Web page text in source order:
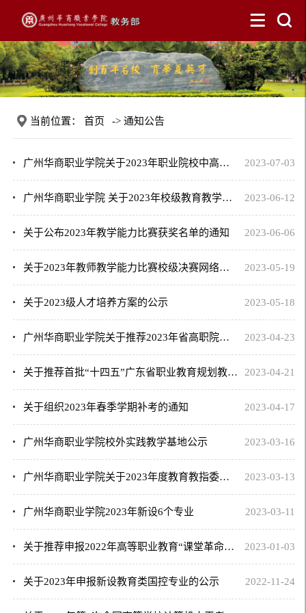
当前位置： 首页 -> 通知公告
2023-07-03
广州华商职业学院关于2023年职业院校中高职贯通培养三二分段转段考核成绩的公示
2023-06-12
广州华商职业学院 关于2023年校级教育教学质量与教学改革工程（第一批）项目拟立项...
2023-06-06
关于公布2023年教学能力比赛获奖名单的通知
2023-05-19
关于2023年教师教学能力比赛校级决赛网络评审结果的公示
2023-05-18
关于2023级人才培养方案的公示
2023-04-23
广州华商职业学院关于推荐2023年省高职院校课程思政示范计划项目名单的公示
2023-04-21
关于推荐首批“十四五”广东省职业教育规划教材的公示
2023-04-17
关于组织2023年春季学期补考的通知
2023-03-16
广州华商职业学院校外实践教学基地公示
2023-03-13
广州华商职业学院关于2023年度教育教指委研究课题拟推荐公示的通知
2023-03-11
广州华商职业学院2023年新设6个专业
2023-01-03
关于推荐申报2022年高等职业教育“课堂革命”典型案例的公示
2022-11-24
关于2023年申报新设教育类国控专业的公示